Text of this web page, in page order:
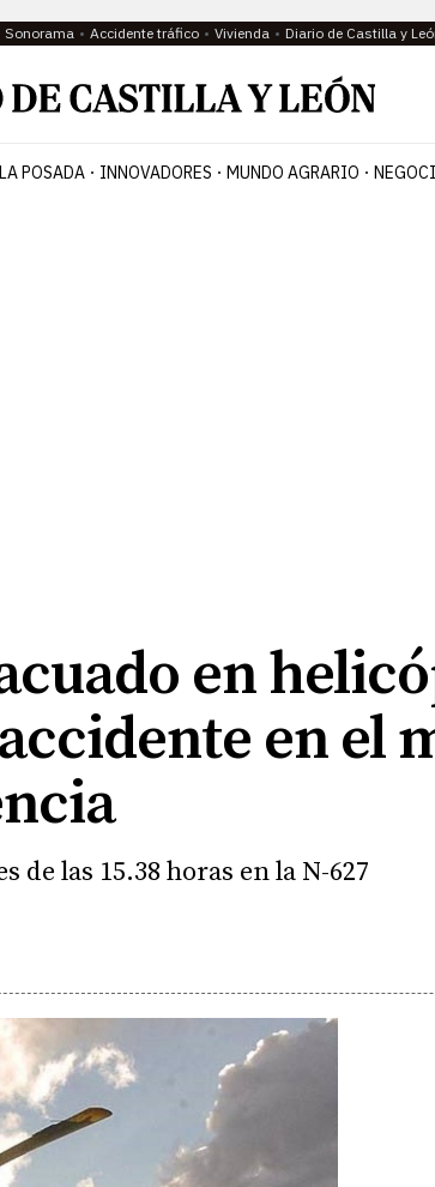
Sonorama Accidente tráfico Vivienda Diario de Castilla y
LA POSADA INNOVADORES MUNDO AGRARIO
en
en el
de las 15.38 horas en la N-627